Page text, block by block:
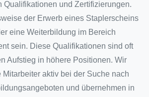
Qualifikationen und Zertifizierungen.
der Erwerb eines Staplerscheins
eine Weiterbildung im Bereich
sein. Diese Qualifikationen sind oft
Aufstieg in höhere Positionen. Wir
Mitarbeiter aktiv bei der Suche nach
und übernehmen in